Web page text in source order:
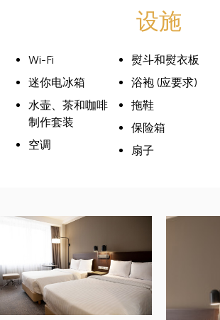
设施
Wi-Fi
迷你电冰箱
水壶、茶和咖啡
制作套装
空调
熨斗和熨衣板
浴袍 (应要求)
拖鞋
保险箱
扇子